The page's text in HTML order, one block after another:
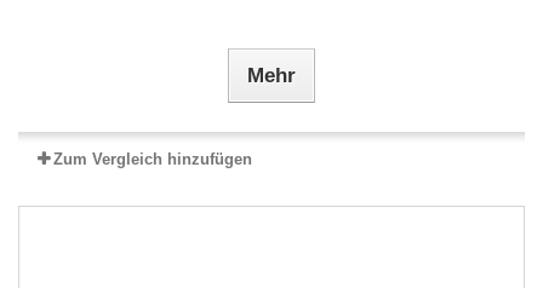
Mehr
Zum Vergleich hinzufügen